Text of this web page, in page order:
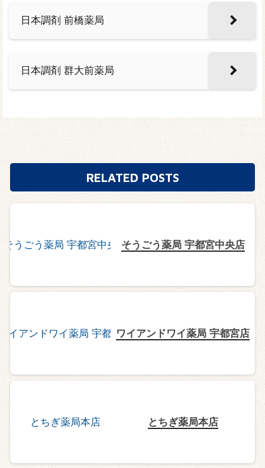
日本調剤 前橋薬局
日本調剤 群大前薬局
RELATED POSTS
そうごう薬局 宇都宮中央店
ワイアンドワイ薬局 宇都宮店
とちぎ薬局本店